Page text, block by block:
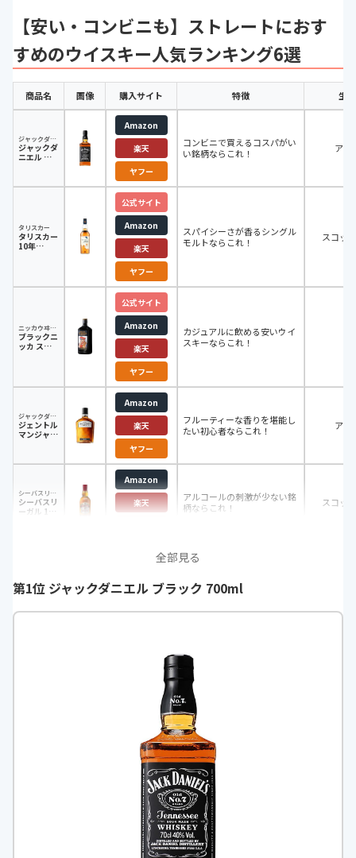
【安い・コンビニも】ストレートにおす
すめのウイスキー人気ランキング6選
商品名 画像 購入サイト 特徴 生
ジャックダニエル
ジャックダ
ニエル ブ
Amazon
楽天
ヤフー
コンビニで買えるコスパがい
い銘柄ならこれ！
アメ
タリスカー
タリスカー
10年
公式サイト
Amazon
楽天
ヤフー
スパイシーさが香るシングル
モルトならこれ！
スコッ
ニッカウヰスキー
ブラックニ
ッカ スペ
公式サイト
Amazon
楽天
ヤフー
カジュアルに飲める安いウイ
スキーならこれ！
ジャックダニエル
ジェントル
マンジャッ
Amazon
楽天
ヤフー
フルーティーな香りを堪能し
たい初心者ならこれ！
アメ
シーバスリーガル
シーバスリ
ーガル 12
Amazon
楽天
アルコールの刺激が少ない銘
柄ならこれ！
スコッ
全部見る
第1位 ジャックダニエル ブラック 700ml